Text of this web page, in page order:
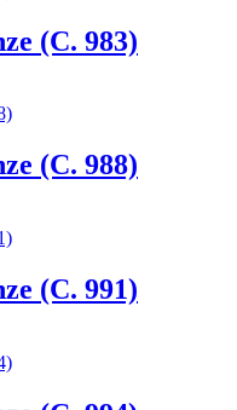
(C. 983)
(C. 988)
(C. 991)